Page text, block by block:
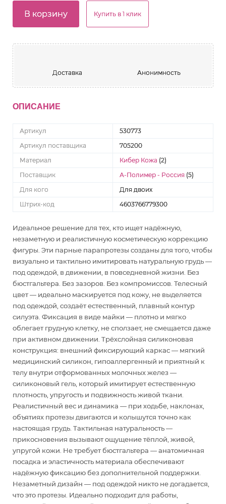
В корзину Купить в 1 клик
Доставка Анонимность
ОПИСАНИЕ
Артикул
530773
Артикул поставщика
705200
Материал
Кибер Кожа (2)
Поставщик
А-Полимер - Россия (5)
Для кого
Для двоих
Штрих-код
4603766779300
Идеальное решение для тех, кто ищет надёжную,
незаметную и реалистичную косметическую коррекцию
фигуры. Эти парные парапротезы созданы для того, чтобы
визуально и тактильно имитировать натуральную грудь —
под одеждой, в движении, в повседневной жизни. Без
бюстгальтера. Без зазоров. Без компромиссов. Телесный
цвет — идеально маскируется под кожу, не выделяется
под одеждой, создаёт естественный, плавный контур
силуэта. Фиксация в виде майки — плотно и мягко
облегает грудную клетку, не сползает, не смещается даже
при активном движении. Трёхслойная силиконовая
конструкция: внешний фиксирующий каркас — мягкий
медицинский силикон, гипоаллергенный и приятный к
телу внутри отформованных молочных желез —
силиконовый гель, который имитирует естественную
плотность, упругость и подвижность живой ткани.
Реалистичный вес и динамика — при ходьбе, наклонах,
объятиях протезы двигаются и колышутся точно как
настоящая грудь. Тактильная натуральность —
прикосновения вызывают ощущение тёплой, живой,
упругой кожи. Не требует бюстгальтера — анатомичная
посадка и эластичность материала обеспечивают
надёжную фиксацию без дополнительной поддержки.
Незаметный дизайн — под одеждой никто не догадается,
что это протезы. Идеально подходит для работы,